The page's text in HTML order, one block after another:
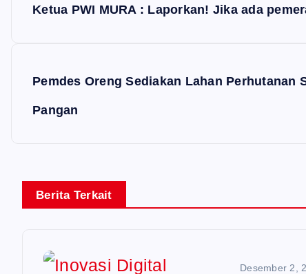
p
Ketua PWI MURA : Laporkan! Jika ada
Pemdes Oreng Sediakan Lahan
Pangan
Berita Terkait
Desember 2,